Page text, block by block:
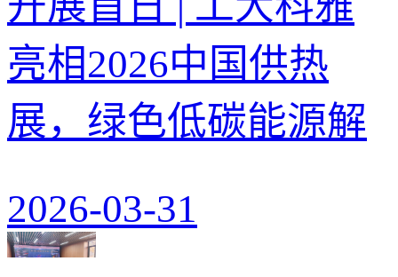
亮相2026中国供热
展，绿色低碳能源解
2026-03-31